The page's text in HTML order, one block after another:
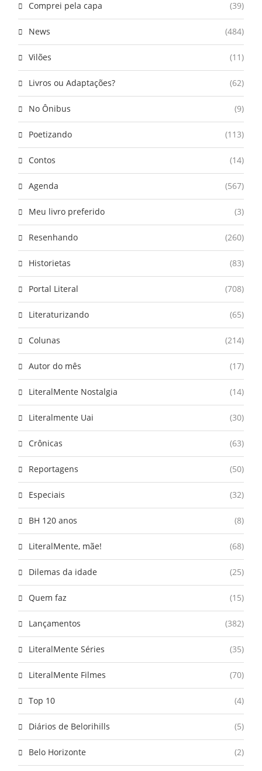
Comprei pela capa (39)
News (484)
Vilões (11)
Livros ou Adaptações? (62)
No Ônibus (9)
Poetizando (113)
Contos (14)
Agenda (567)
Meu livro preferido (3)
Resenhando (260)
Historietas (83)
Portal Literal (708)
Literaturizando (65)
Colunas (214)
Autor do mês (17)
LiteralMente Nostalgia (14)
Literalmente Uai (30)
Crônicas (63)
Reportagens (50)
Especiais (32)
BH 120 anos (8)
LiteralMente, mãe! (68)
Dilemas da idade (25)
Quem faz (15)
Lançamentos (382)
LiteralMente Séries (35)
LiteralMente Filmes (70)
Top 10 (4)
Diários de Belorihills (5)
Belo Horizonte (2)